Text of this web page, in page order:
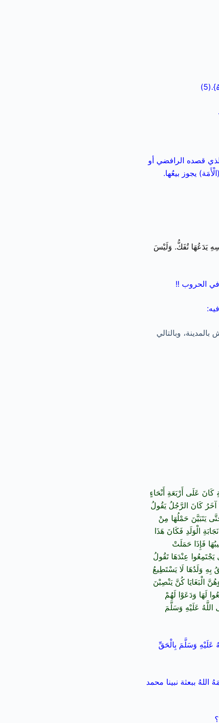
قصده الرافضي أو
يجوز بيعُها.
يَدَعُهَا تُفَكُّ. وَلَيْسَ
في الحروب !!
وبالتالي
عَلَى أَرْبَعَةِ أَنْحَاءٍ
آخَرُ كَانَ الرَّجُلُ يَقُولُ
يَتَبَيَّنَ حَمْلُهَا مِنْ
الْوَلَدِ فَكَانَ هَذَا
فَإِذَا حَمَلَتْ
عِنْدَهَا تَقُولُ
وَلَدُهَا لَا يَسْتَطِيعُ
الْبَغَايَا كُنَّ يَنْصِبْنَ
لَهَا وَدَعَوْا لَهُمْ
اللَّهُ عَلَيْهِ وَسَلَّمَ
عَلَيْهِ وَسَلَّمَ بِالْحَقِّ
ببعثة نبينا محمد